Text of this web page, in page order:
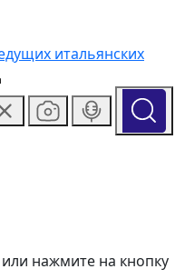
итальянских
нажмите на кнопку